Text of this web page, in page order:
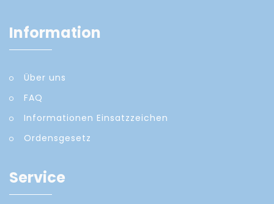
Information
Über uns
FAQ
Informationen Einsatzzeichen
Ordensgesetz
Service